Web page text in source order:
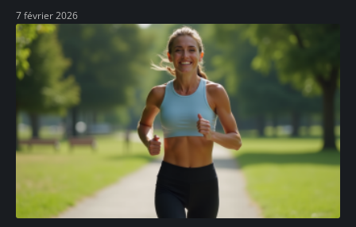
7 février 2026